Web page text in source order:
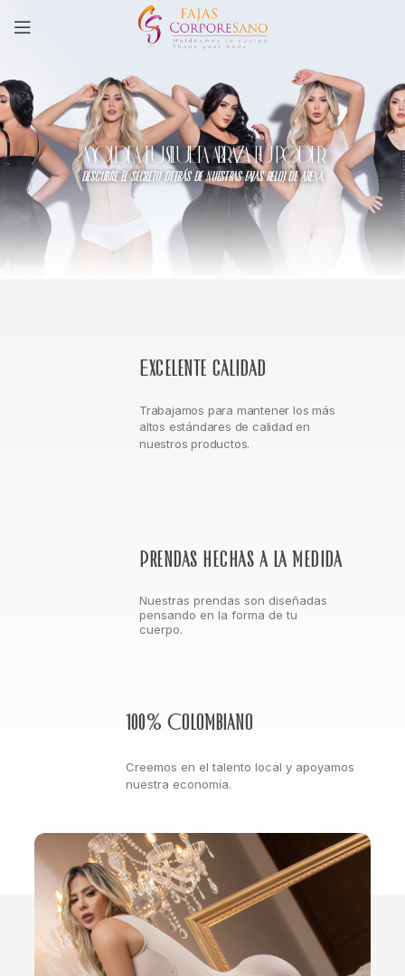
MOLDEA TU SILUETA, ABRAZA TU PODER
descubre el secreto detrás de nuestras fajas reloj de arena.
Excelente calidad
Trabajamos para mantener los más
altos estándares de calidad en
nuestros productos.
Prendas hechas a la medida
Nuestras prendas son diseñadas
pensando en la forma de tu
cuerpo.
100% Colombiano
Creemos en el talento local y apoyamos
nuestra economía.